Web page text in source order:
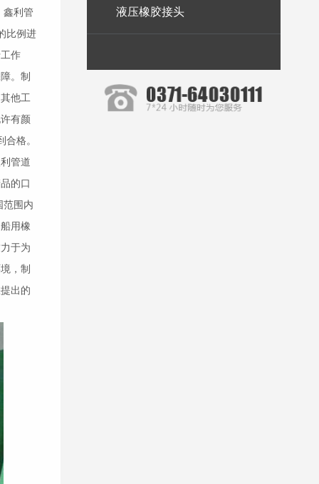
鑫利管
比例进
作
。制
他工
有颜
格。
管道
的口
范围内
用橡
于为
，制
出的
液压橡胶接头